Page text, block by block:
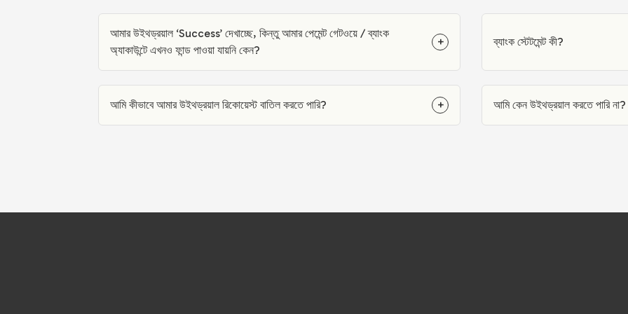
আমার উইথড্রয়াল ‘Success’ দেখাচ্ছে, কিন্তু আমার পেমেন্ট গেটওয়ে / ব্যাংক
অ্যাকাউন্টে এখনও ফান্ড পাওয়া যায়নি কেন?
+ ব্যাংক স্টেটমেন্ট কী?
আমি কীভাবে আমার উইথড্রয়াল রিকোয়েস্ট বাতিল করতে পারি? + আমি কেন উইথড্রয়াল করতে পারি না?